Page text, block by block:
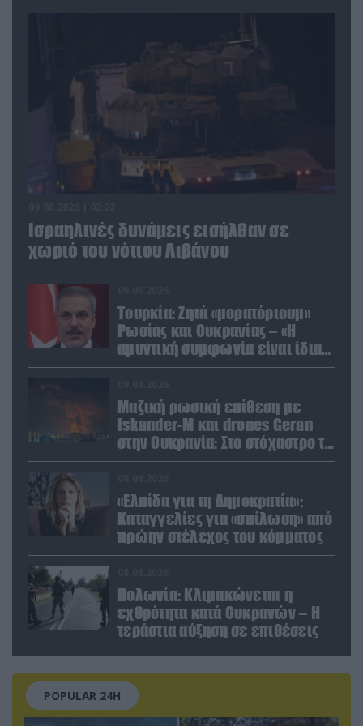
Ισραηλινές δυνάμεις εισήλθαν σε
χωριό του νότιου Λιβάνου
Τουρκία: Ζητά «μορατόριουμ»
Ρωσίας και Ουκρανίας – «Η
αμυντική συμφωνία είναι ίδια
με το άρθρο 5 του ΝΑΤΟ» (upd)
Μαζική ρωσική επίθεση με
Iskander-M και drones Geran
στην Ουκρανία: Στο στόχαστρο το
εργοστάσιο των Flamingo
«Ελπίδα για τη Δημοκρατία»:
Καταγγελίες για «σπίλωση» από
πρώην στέλεχος του κόμματος
Πολωνία: Κλιμακώνεται η
εχθρότητα κατά Ουκρανών – Η
τεράστια αύξηση σε επιθέσεις
POPULAR 24H